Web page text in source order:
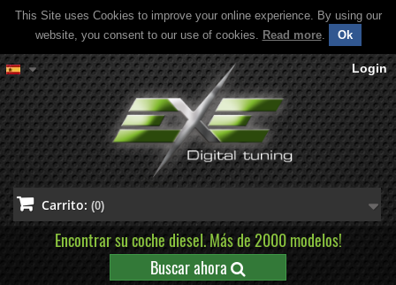
This Site uses Cookies to improve your online experience. By using our
website, you consent to our use of cookies. Read more. Ok
Login
Carrito: (0)
Encontrar su coche diesel. Más de 2000 modelos!
Buscar ahora